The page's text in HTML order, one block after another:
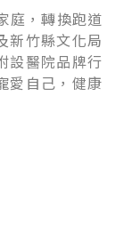
庭，轉換跑道
新竹縣文化局
設醫院品牌行
愛自己，健康